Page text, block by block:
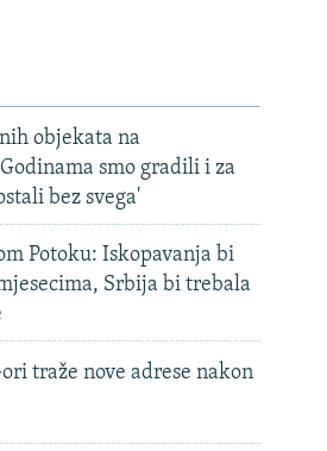
objekata na
smo gradili i za
bez svega'
Potoku: Iskopavanja bi
Srbija bi trebala
traže nove adrese nakon